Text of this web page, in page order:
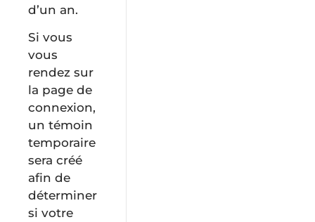
d’un an.
Si vous
vous
rendez sur
la page de
connexion,
un témoin
temporaire
sera créé
afin de
déterminer
si votre